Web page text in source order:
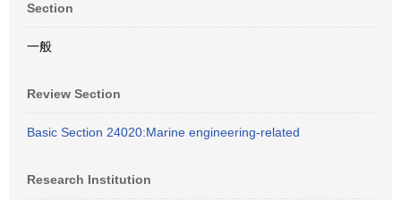
Section
一般
Review Section
Basic Section 24020:Marine engineering-related
Research Institution